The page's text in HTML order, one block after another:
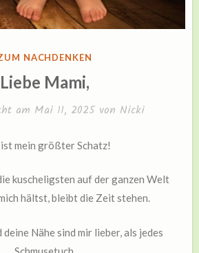
NACHDENKEN
Liebe Mami,
am Mai 11, 2025von Nicki
mein größter Schatz!
kuscheligsten auf der ganzen Welt
hältst, bleibt die Zeit stehen.
deine Nähe sind mir lieber, als jedes